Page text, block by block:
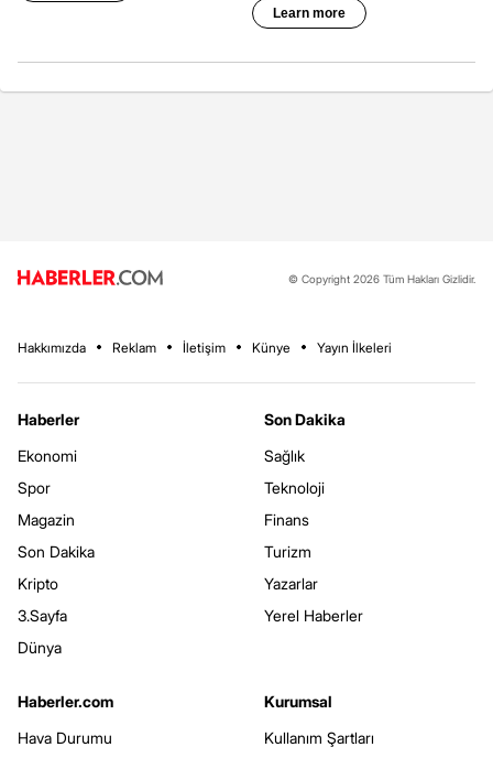
© Copyright 2026 Tüm Hakları Gizlidir.
Hakkımızda Reklam İletişim Künye Yayın İlkeleri
Haberler
Ekonomi
Spor
Magazin
Son Dakika
Kripto
3.Sayfa
Dünya
Son Dakika
Sağlık
Teknoloji
Finans
Turizm
Yazarlar
Yerel Haberler
Haberler.com
Hava Durumu
Kurumsal
Kullanım Şartları